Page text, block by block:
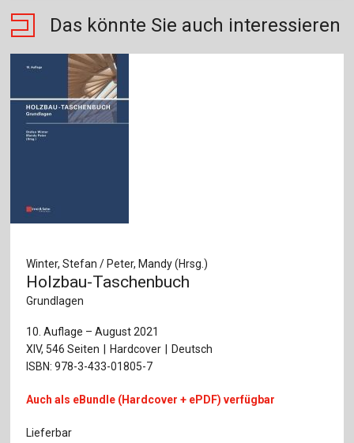
Das könnte Sie auch interessieren
Winter, Stefan / Peter, Mandy (Hrsg.)
Holzbau-Taschenbuch
Grundlagen
10. Auflage – August 2021
XIV, 546 Seiten
Hardcover
Deutsch
ISBN: 978-3-433-01805-7
Auch als eBundle (Hardcover + ePDF) verfügbar
Lieferbar